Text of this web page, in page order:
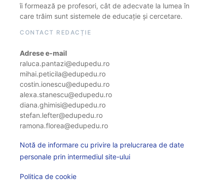
îi formează pe profesori, cât de adecvate la lumea în
care trăim sunt sistemele de educație și cercetare.
CONTACT REDACȚIE
Adrese e-mail
raluca.pantazi@edupedu.ro
mihai.peticila@edupedu.ro
costin.ionescu@edupedu.ro
alexa.stanescu@edupedu.ro
diana.ghimisi@edupedu.ro
stefan.lefter@edupedu.ro
ramona.florea@edupedu.ro
Notă de informare cu privire la prelucrarea de date
personale prin intermediul site-ului
Politica de cookie